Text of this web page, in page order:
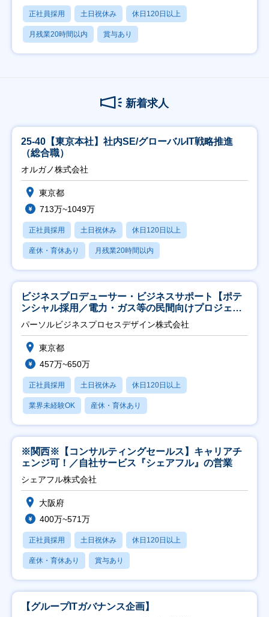
正社員採用 土日祝休み 休日120日以上
月残業20時間以内 賞与あり
新着求人
25-40【東京本社】社内SE/グローバルIT戦略推進
（総合職）
オルガノ株式会社
東京都
713万~1049万
正社員採用 土日祝休み 休日120日以上
産休・育休あり 月残業20時間以内
ビジネスプロデューサー・ビジネスサポート【ポテ
ンシャル採用／電力・ガス等の民間向けプロジェク
ト推進】
パーソルビジネスプロセスデザイン株式会社
東京都
457万~650万
正社員採用 土日祝休み 休日120日以上
業界未経験OK 産休・育休あり
※関西※【コンサルティングセールス】キャリアチ
ェンジ可！／自社サービス『シェアフル』の営業
シェアフル株式会社
大阪府
400万~571万
正社員採用 土日祝休み 休日120日以上
産休・育休あり 賞与あり
【グループITガバナンス企画】